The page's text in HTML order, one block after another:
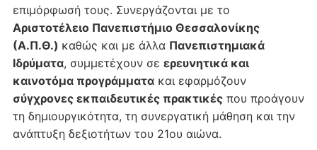
επιμόρφωσή τους. Συνεργάζονται με το
Αριστοτέλειο Πανεπιστήμιο Θεσσαλονίκης
(Α.Π.Θ.) καθώς και με άλλα Πανεπιστημιακά
Ιδρύματα, συμμετέχουν σε ερευνητικά και
καινοτόμα προγράμματακαι εφαρμόζουν
σύγχρονες εκπαιδευτικές πρακτικέςπου προάγουν
τη δημιουργικότητα, τη συνεργατική μάθηση και την
ανάπτυξη δεξιοτήτων του 21ου αιώνα.